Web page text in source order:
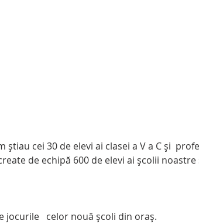
știau cei 30 de elevi ai clasei a V a C și
de echipă 600 de elevi ai școlii noastre
jocurile   celor nouă școli din oraș.